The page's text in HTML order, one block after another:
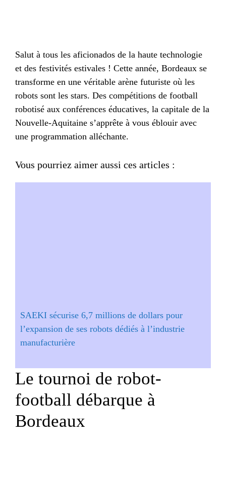
Salut à tous les aficionados de la haute technologie
et des festivités estivales ! Cette année, Bordeaux se
transforme en une véritable arène futuriste où les
robots sont les stars. Des compétitions de football
robotisé aux conférences éducatives, la capitale de la
Nouvelle-Aquitaine s’apprête à vous éblouir avec
une programmation alléchante.
Vous pourriez aimer aussi ces articles :
SAEKI sécurise 6,7 millions de dollars pour
l’expansion de ses robots dédiés à l’industrie
manufacturière
Le tournoi de robot-
football débarque à
Bordeaux